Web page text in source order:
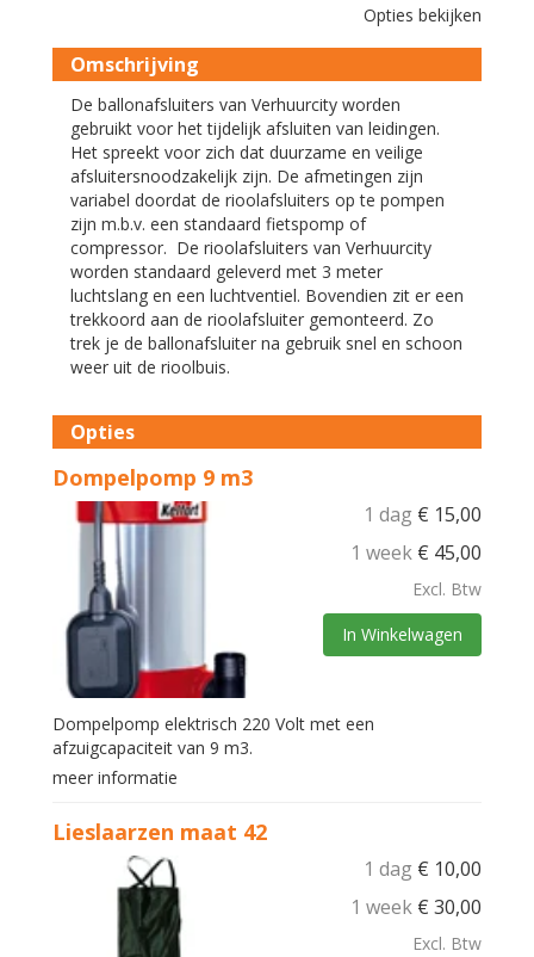
Opties bekijken
Omschrijving
De ballonafsluiters van Verhuurcity worden
gebruikt voor het tijdelijk afsluiten van leidingen.
Het spreekt voor zich dat duurzame en veilige
afsluitersnoodzakelijk zijn. De afmetingen zijn
variabel doordat de rioolafsluiters op te pompen
zijn m.b.v. een standaard fietspomp of
compressor. De rioolafsluiters van Verhuurcity
worden standaard geleverd met 3 meter
luchtslang en een luchtventiel. Bovendien zit er een
trekkoord aan de rioolafsluiter gemonteerd. Zo
trek je de ballonafsluiter na gebruik snel en schoon
weer uit de rioolbuis.
Opties
Dompelpomp 9 m3
1 dag € 15,00
1 week € 45,00
Excl. Btw
In Winkelwagen
Dompelpomp elektrisch 220 Volt met een
afzuigcapaciteit van 9 m3.
meer informatie
Lieslaarzen maat 42
1 dag € 10,00
1 week € 30,00
Excl. Btw